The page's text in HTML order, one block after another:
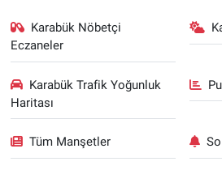
Karabük Nöbetçi
Eczaneler
Karabük Trafik Yoğunluk
Haritası
Tüm Manşetler